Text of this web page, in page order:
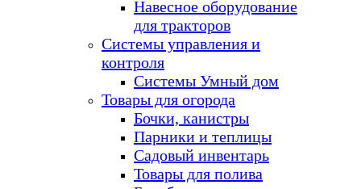
Навесное оборудование
для тракторов
Системы управления и
контроля
Системы Умный дом
Товары для огорода
Бочки, канистры
Парники и теплицы
Садовый инвентарь
Товары для полива